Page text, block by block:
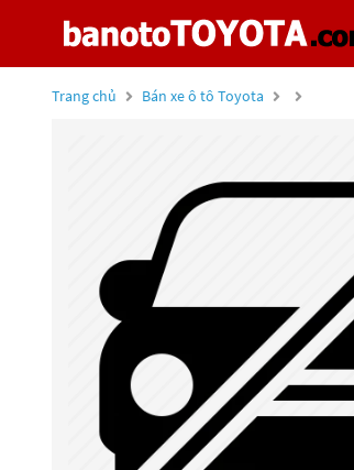
Trang chủ Bán xe ô tô Toyota